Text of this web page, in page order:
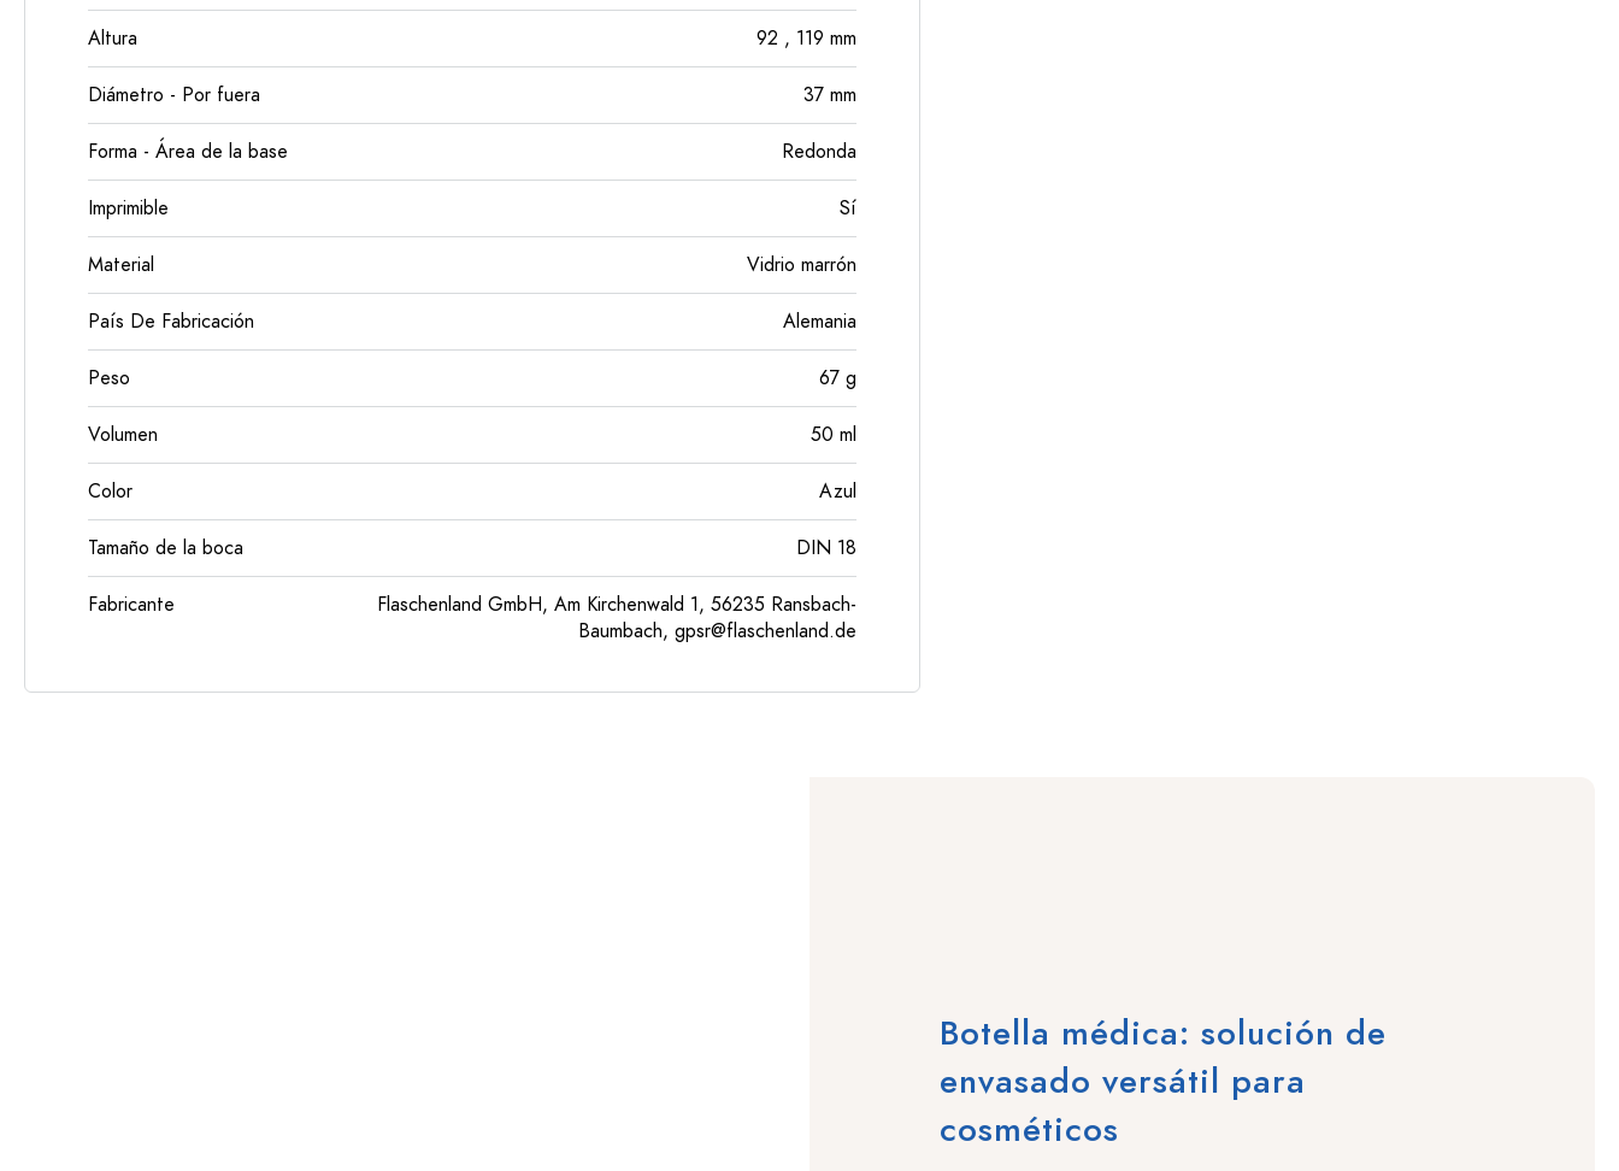
Altura 92 , 119 mm
Diámetro - Por fuera 37 mm
Forma - Área de la base Redonda
Imprimible Sí
Material Vidrio marrón
País De Fabricación Alemania
Peso 67 g
Volumen 50 ml
Color Azul
Tamaño de la boca DIN 18
Fabricante
Flaschenland GmbH, Am Kirchenwald 1, 56235 Ransbach-
Baumbach, gpsr@flaschenland.de
Botella médica: solución de
envasado versátil para
cosméticos